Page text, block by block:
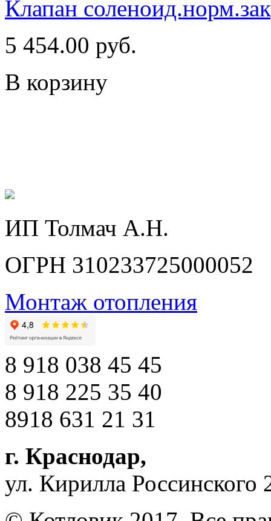
Клапан
5 454.00 руб.
В корзину
ИП Толмач А.Н.
ОГРН 310233725000052
Монтаж отопления
8 918 038 45 45
8 918 225 35 40
8918 631 21 31
г. Краснодар,
ул. Кирилла Россинского